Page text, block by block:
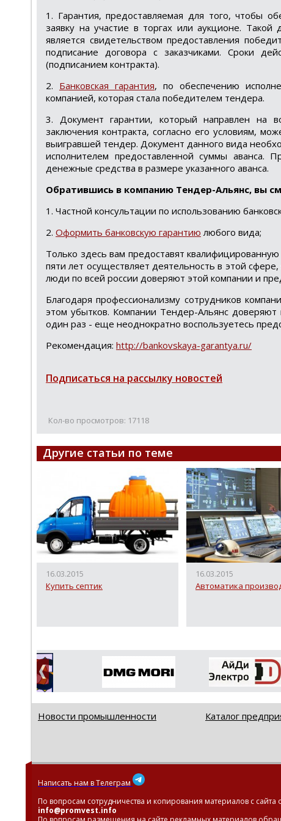
1. Гарантия, предоставляемая для того, чтобы
заявку на участие в торгах или аукционе. Такой
является свидетельством предоставления
подписание договора с заказчиками. Сроки
(подписанием контракта).
2. Банковская гарантия, по обеспечению
компанией, которая стала победителем тендера.
3. Документ гарантии, который направлен на
заключения контракта, согласно его условиям,
выигравшей тендер. Документ данного вида
исполнителем предоставленной суммы аванса.
денежные средства в размере указанного аванса.
Обратившись в компанию Тендер-Альянс, вы
1. Частной консультации по использованию
2. Оформить банковскую гарантию любого вида;
Только здесь вам предоставят
пяти лет осуществляет деятельность в этой
люди по всей россии доверяют этой компании и
Благодаря профессионализму сотрудников
этом убытков. Компании Тендер-Альянс
один раз - еще неоднократно воспользуетесь
Рекомендация: http://bankovskaya-garantya.ru/
Подписаться на рассылку новостей
Кол-во просмотров: 17118
Другие статьи по теме
16.03.2015
Купить септик
16.03.2015
Автоматика
Новости промышленности Каталог
Написать нам в Телеграм
По вопросам сотрудничества и копирования материалов с сайта
info@promvest.info